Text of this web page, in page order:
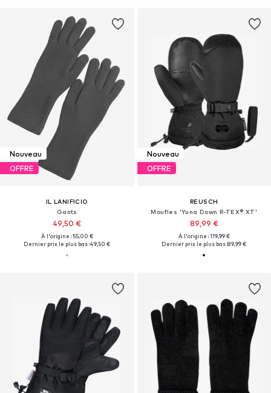
Nouveau
OFFRE
IL LANIFICIO
Gants
49,50 €
À l'origine : 55,00 €
Dernier prix le plus bas :49,50 €
Nouveau
OFFRE
REUSCH
Moufles 'Yuna Down R-TEX® XT'
89,99 €
À l'origine : 119,99 €
Dernier prix le plus bas :89,99 €